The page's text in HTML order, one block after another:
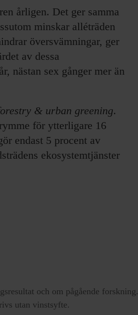
årligen. Det ger samma
minskar alléträden
översvämningar, ger
av dessa
nästan sex gånger mer än
& urban greening.
för ytterligare 16
endast 5 procent av
ekosystemtjänster
och om pågående forskning.
utan vinstsyfte.